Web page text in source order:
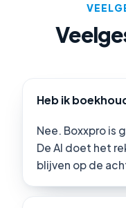
Heb ik
Nee. Boxxpro is
De AI doet het
blijven op de